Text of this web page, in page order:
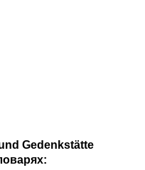
Gedenkstätte